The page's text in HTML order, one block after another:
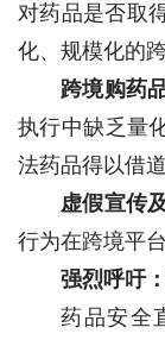
对药品是否取
化、规模化的
跨境购药
执行中缺乏量
法药品得以借
虚假宣传
行为在跨境平
强烈呼吁
药品安全